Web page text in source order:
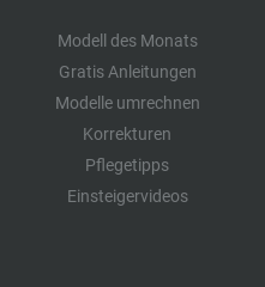
Modell des Monats
Gratis Anleitungen
Modelle umrechnen
Korrekturen
Pflegetipps
Einsteigervideos